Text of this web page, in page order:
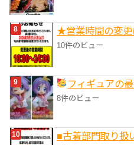
★営業時間の変
10件のビュー
フィギュアの
8件のビュー
■‎古着部門取り扱